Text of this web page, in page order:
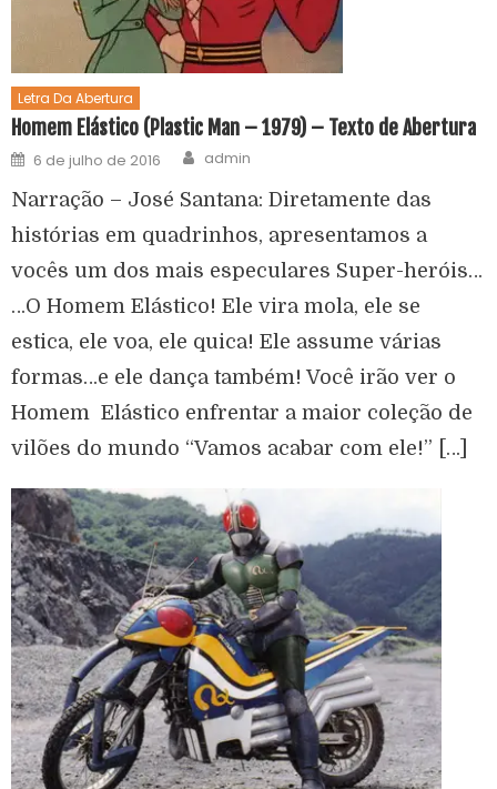
Letra Da Abertura
Homem Elástico (Plastic Man – 1979) – Texto de Abertura
6 de julho de 2016 admin
Narração – José Santana: Diretamente das
histórias em quadrinhos, apresentamos a
vocês um dos mais especulares Super-heróis…
…O Homem Elástico! Ele vira mola, ele se
estica, ele voa, ele quica! Ele assume várias
formas…e ele dança também! Você irão ver o
Homem Elástico enfrentar a maior coleção de
vilões do mundo “Vamos acabar com ele!” […]